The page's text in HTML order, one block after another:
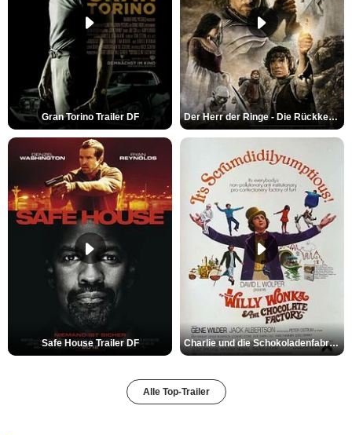
Gran Torino Trailer DF Der Herr der Ringe - Die Rückkehr des Königs Trailer OV
Safe House Trailer DF Charlie und die Schokoladenfabrik Trailer OV
Alle Top-Trailer